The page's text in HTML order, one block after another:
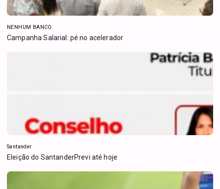
NENHUM BANCO
Campanha Salarial: pé no acelerador
Santander
Eleição do SantanderPrevi até hoje